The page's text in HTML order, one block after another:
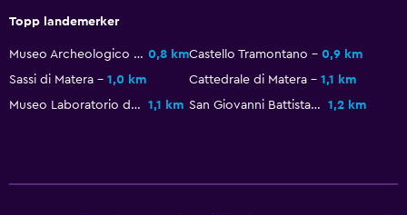
Topp landemerker
Museo Archeologico Nazionale Domenico Ridola 0,8 kmCastello Tramontano
0,9 km
Sassi di Matera
1,0 km Cattedrale di Matera
1,1 km
Museo Laboratorio della Civilta Contadina
1,1 km San Giovanni Battista Church 1,2 km